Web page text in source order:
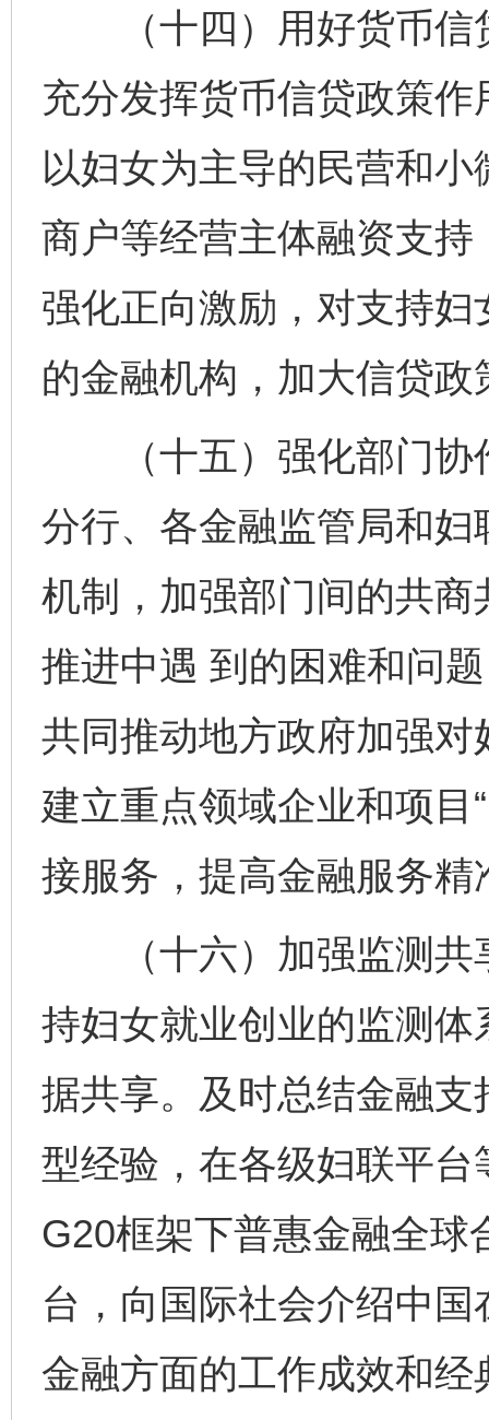
（十四）用好货币信
充分发挥货币信贷政策
以妇女为主导的民营和
商户等经营主体融资支
强化正向激励，对支持
的金融机构，加大信贷政
（十五）强化部门协
分行、各金融监管局和
机制，加强部门间的共
推进中遇 到的困难和问
共同推动地方政府加强
建立重点领域企业和项目
接服务，提高金融服务精
（十六）加强监测共
持妇女就业创业的监测
据共享。及时总结金融
型经验，在各级妇联平
G20框架下普惠金融全球
台，向国际社会介绍中
金融方面的工作成效和